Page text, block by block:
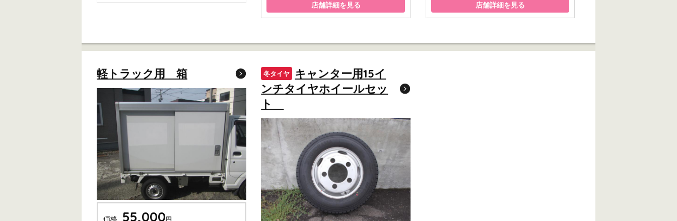
店舗詳細を見る 店舗詳細を見る
軽トラック用 箱
価格 55,000円
冬タイヤ
キャンター用15イ
ンチタイヤホイールセッ
ト